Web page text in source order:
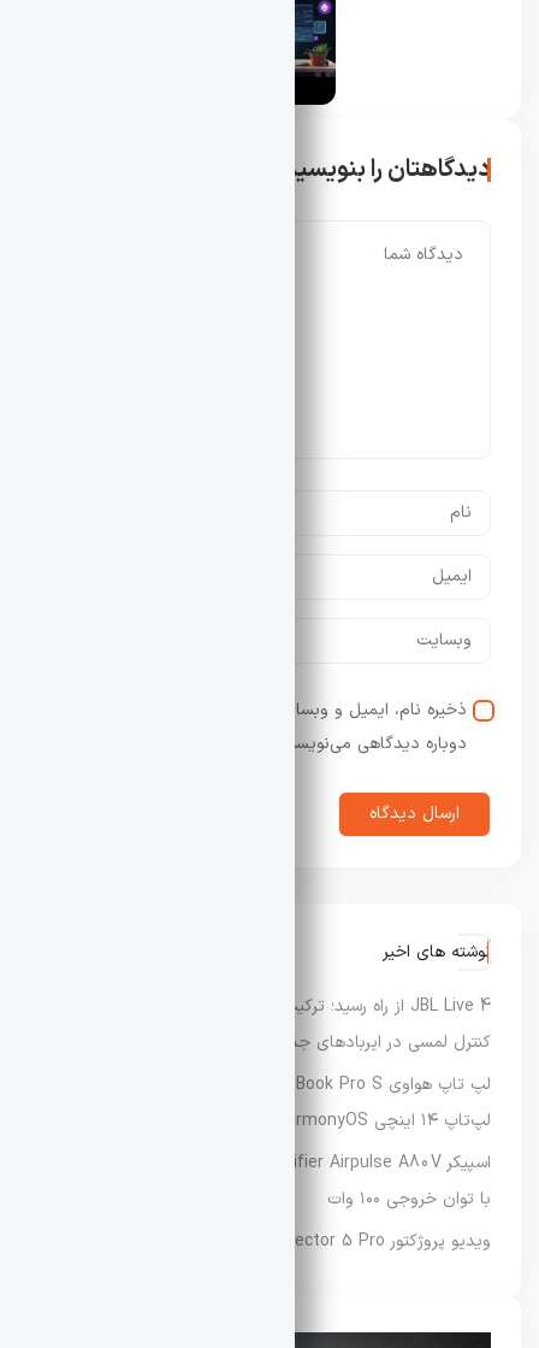
دیدگاهتان را بنویسید
ذخیره نام، ایمیل و وبسایت من در مرورگر برای زمانی که
دوباره دیدگاهی می‌نویسم.
نوشته های اخیر
کنترل لمسی در ایربادهای جدید
لپ‌تاپ ۱۴ اینچی HarmonyOS با وزن تنها ۷۹۸ گرم
با توان خروجی ۱۰۰ وات
ویدیو پروژکتور Redmi Projector 5 Pro شیائومی معرفی شد